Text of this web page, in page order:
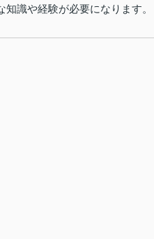
識や経験が必要になります。